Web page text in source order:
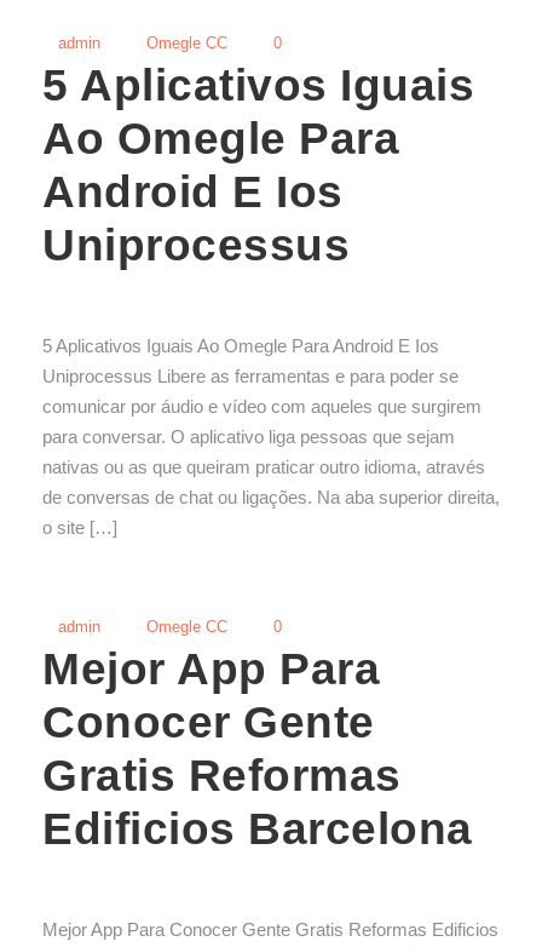
admin Omegle CC 0
5 Aplicativos Iguais
Ao Omegle Para
Android E Ios
Uniprocessus
5 Aplicativos Iguais Ao Omegle Para Android E Ios
Uniprocessus Libere as ferramentas e para poder se
comunicar por áudio e vídeo com aqueles que surgirem
para conversar. O aplicativo liga pessoas que sejam
nativas ou as que queiram praticar outro idioma, através
de conversas de chat ou ligações. Na aba superior direita,
o site […]
admin Omegle CC 0
Mejor App Para
Conocer Gente
Gratis Reformas
Edificios Barcelona
Mejor App Para Conocer Gente Gratis Reformas Edificios